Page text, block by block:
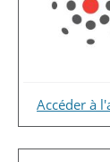
Accéder à